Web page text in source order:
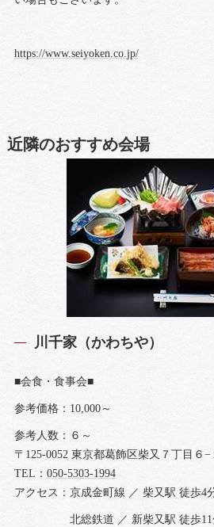
https://www.seiyoken.co.jp/
近隣のおすすめ会場
川千家（かわちや）
■会食・食事会■
参考価格：10,000～
参考人数：６～
〒125-0052 東京都葛飾区柴又７丁目６−
TEL： 050-5303-1994
アクセス：京成金町線 ／ 柴又駅 徒歩4分
北総鉄道 ／ 新柴又駅 徒歩11分